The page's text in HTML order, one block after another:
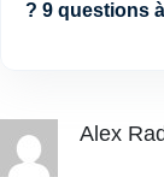
? 9 questions
Alex